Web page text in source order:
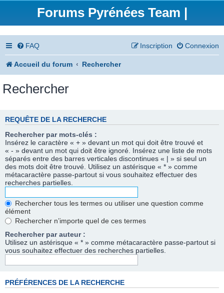
Forums Pyrénées Team |
FAQ Connexion
Inscription
Accueil du forum Rechercher
Rechercher
REQUÊTE DE LA RECHERCHE
Rechercher par mots-clés :
Insérez le caractère « + » devant un mot qui doit être trouvé et
« - » devant un mot qui doit être ignoré. Insérez une liste de mots
séparés entre des barres verticales discontinues « | » si seul un
des mots doit être trouvé. Utilisez un astérisque « * » comme
métacaractère passe-partout si vous souhaitez effectuer des
recherches partielles.
Rechercher tous les termes ou utiliser une question comme
élément
Rechercher n’importe quel de ces termes
Rechercher par auteur :
Utilisez un astérisque « * » comme métacaractère passe-partout si
vous souhaitez effectuer des recherches partielles.
PRÉFÉRENCES DE LA RECHERCHE